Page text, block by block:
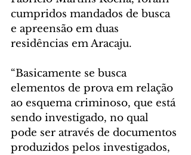
cumpridos mandados de busca
e apreensão em duas
residências em Aracaju.
“Basicamente se busca
elementos de prova em relação
ao esquema criminoso, que está
sendo investigado, no qual
pode ser através de documentos
produzidos pelos investigados,